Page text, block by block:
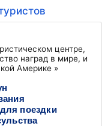
центре,
наград в мире, и
Америке »
поездки